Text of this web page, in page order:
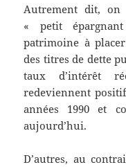
Autrement dit, on
« petit
patrimoine à
des titres de dette
taux d’intérêt
redeviennent
années 1990 et
aujourd’hui.
D’autres, au